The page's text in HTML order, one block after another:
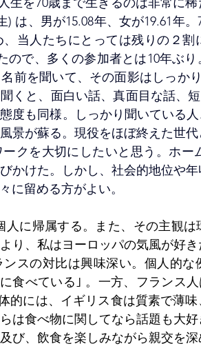
は、男が15.08年、女が19.61年
当人たちにとっては残りの２割
で、多くの参加者とは10年ぶり
前を聞いて、その面影はしっか
くと、面白い話、真面目な話、
度も同様。しっかり聞いている人
景が蘇る。現役をほぼ終えた世
クを大切にしたいと思う。ホー
かけた。しかし、社会的地位や
に留める方がよい。
人に帰属する。また、その主観は
り、私はヨーロッパの気風が好
スの対比は興味深い。個人的な
食べている｣ 。一方、フランス
的には、イギリス食は質素で薄
は食べ物に関してなら話題も大
び、飲食を楽しみながら親交を